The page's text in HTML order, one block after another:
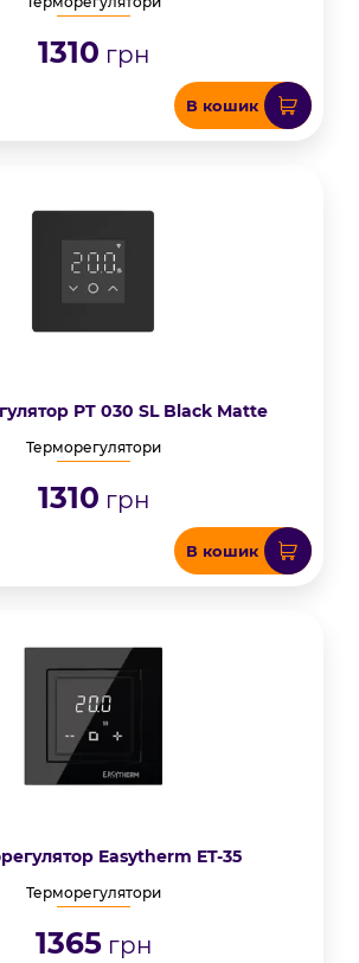
1310 грн
В кошик
PT 030 SL Black Matte
Терморегулятори
1310 грн
В кошик
Easytherm ET-35
Терморегулятори
1365грн